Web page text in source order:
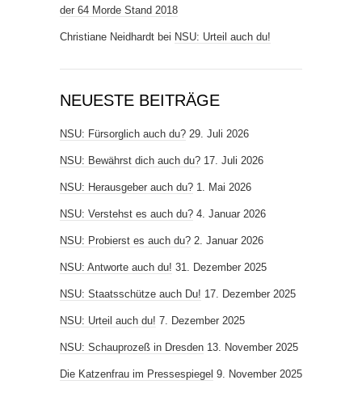
der 64 Morde Stand 2018
Christiane Neidhardt bei NSU: Urteil auch du!
NEUESTE BEITRÄGE
NSU: Fürsorglich auch du? 29. Juli 2026
NSU: Bewährst dich auch du? 17. Juli 2026
NSU: Herausgeber auch du? 1. Mai 2026
NSU: Verstehst es auch du? 4. Januar 2026
NSU: Probierst es auch du? 2. Januar 2026
NSU: Antworte auch du! 31. Dezember 2025
NSU: Staatsschütze auch Du! 17. Dezember 2025
NSU: Urteil auch du! 7. Dezember 2025
NSU: Schauprozeß in Dresden 13. November 2025
Die Katzenfrau im Pressespiegel 9. November 2025